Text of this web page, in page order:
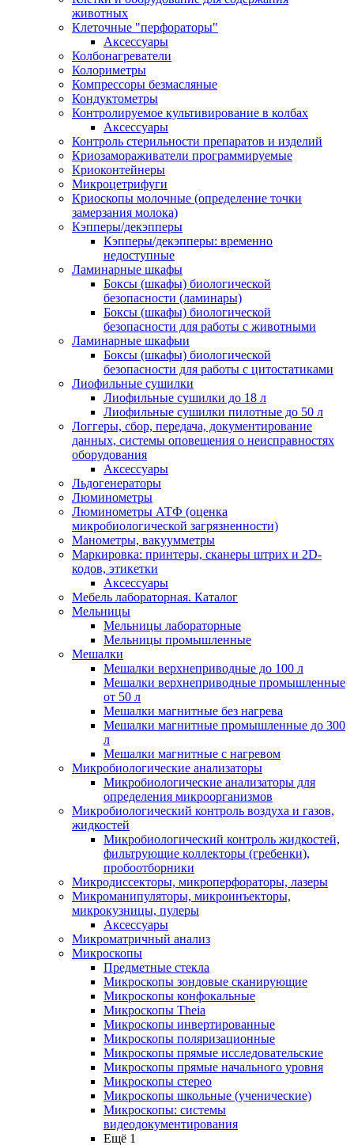
животных
Клеточные "перфораторы"
Аксессуары
Колбонагреватели
Колориметры
Компрессоры безмасляные
Кондуктометры
Контролируемое культивирование в колбах
Аксессуары
Контроль стерильности препаратов и изделий
Криозамораживатели программируемые
Криоконтейнеры
Микроцетрифуги
Криоскопы молочные (определение точки
замерзания молока)
Кэпперы/декэпперы
Кэпперы/декэпперы: временно
недоступные
Ламинарные шкафы
Боксы (шкафы) биологической
безопасности (ламинары)
Боксы (шкафы) биологической
безопасности для работы с животными
Ламинарные шкафыи
Боксы (шкафы) биологической
безопасности для работы с цитостатиками
Лиофильные сушилки
Лиофильные сушилки до 18 л
Лиофильные сушилки пилотные до 50 л
Логгеры, сбор, передача, документирование
данных, системы оповещения о неисправностях
оборудования
Аксессуары
Льдогенераторы
Люминометры
Люминометры АТФ (оценка
микробиологической загрязненности)
Манометры, вакуумметры
Маркировка: принтеры, сканеры штрих и 2D-
кодов, этикетки
Аксессуары
Мебель лабораторная. Каталог
Мельницы
Мельницы лабораторные
Мельницы промышленные
Мешалки
Мешалки верхнеприводные до 100 л
Мешалки верхнеприводные промышленные
от 50 л
Мешалки магнитные без нагрева
Мешалки магнитные промышленные до 300
л
Мешалки магнитные с нагревом
Микробиологические анализаторы
Микробиологические анализаторы для
определения микроорганизмов
Микробиологический контроль воздуха и газов,
жидкостей
Микробиологический контроль жидкостей,
фильтрующие коллекторы (гребенки),
пробоотборники
Микродиссекторы, микроперфораторы, лазеры
Микроманипуляторы, микроинъекторы,
микрокузницы, пулеры
Аксессуары
Микроматричный анализ
Микроскопы
Предметные стекла
Микроскопы зондовые сканирующие
Микроскопы конфокальные
Микроскопы Theia
Микроскопы инвертированные
Микроскопы поляризационные
Микроскопы прямые исследовательские
Микроскопы прямые начального уровня
Микроскопы стерео
Микроскопы школьные (ученические)
Микроскопы: системы
видеодокументирования
Ещё 1